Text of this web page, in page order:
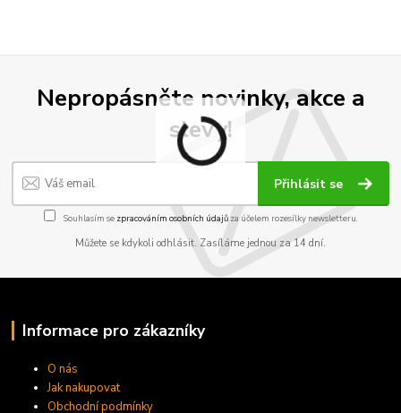
Nepropásněte novinky, akce a
slevy!
Přihlásit se
Souhlasím se zpracováním osobních údajůza účelem rozesílky newsletteru.
Můžete se kdykoli odhlásit. Zasíláme jednou za 14 dní.
Informace pro zákazníky
O nás
Jak nakupovat
Obchodní podmínky